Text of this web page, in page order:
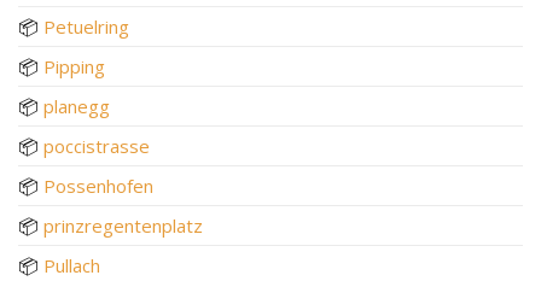
📦 Petuelring
📦 Pipping
📦 planegg
📦 poccistrasse
📦 Possenhofen
📦 prinzregentenplatz
📦 Pullach